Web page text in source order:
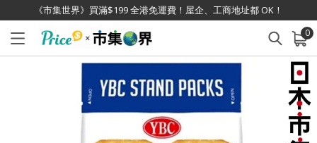
《市集世界》買滿$199 全港免運費！屋企、工商地址都 OK！
0
已加入購物車 查看